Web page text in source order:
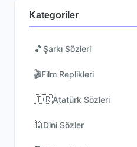
Kategoriler
🎵 Şarkı Sözleri
🎬Film Replikleri
🇹🇷Atatürk Sözleri
🕌Dini Sözler